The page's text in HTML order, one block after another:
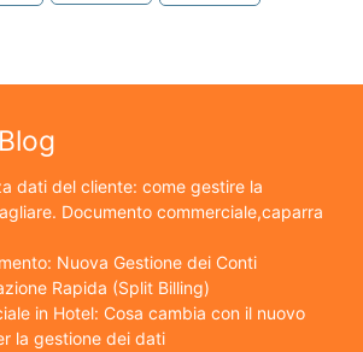
dati del cliente: come gestire la
Documento commerciale,caparra
Nuova Gestione dei Conti
Rapida (Split Billing)
in Hotel: Cosa cambia con il nuovo
la gestione dei dati